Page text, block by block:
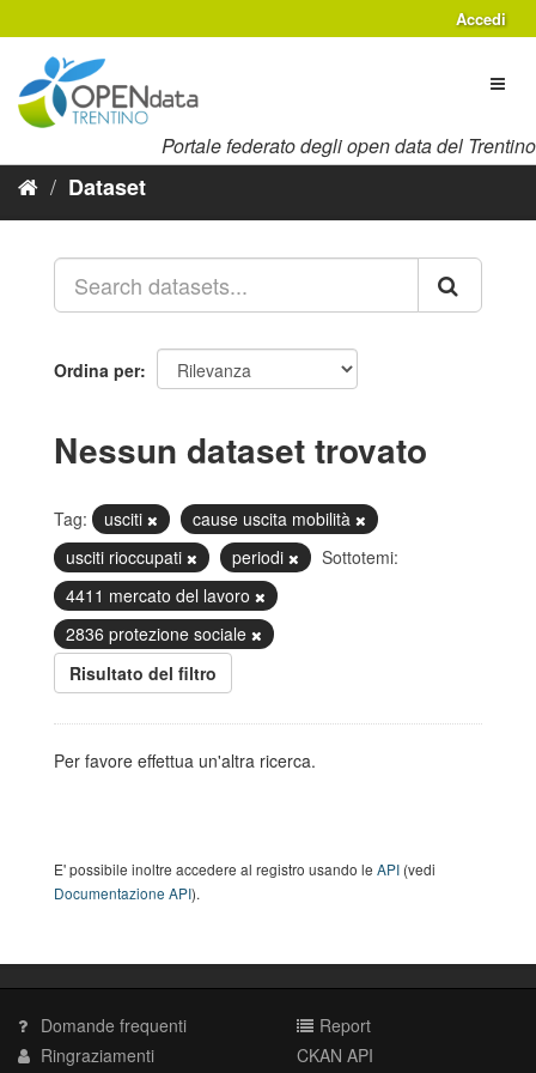
al
contenuto
Accedi
Portale federato degli open data del Trentino
Dataset
Ordina per
Nessun dataset trovato
Tag: usciti
cause uscita mobilità
usciti rioccupati
periodi
Sottotemi:
4411 mercato del lavoro
2836 protezione sociale
Risultato del filtro
Per favore effettua un'altra ricerca.
E' possibile inoltre accedere al registro usando le API (vedi
Documentazione API).
Domande frequenti
Ringraziamenti
Report
CKAN API